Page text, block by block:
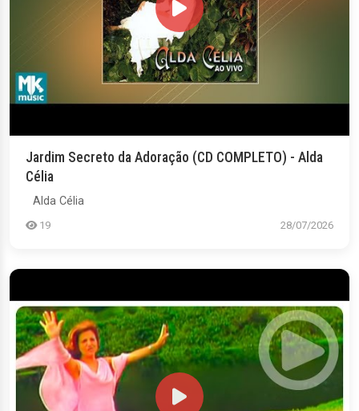
Jardim Secreto da Adoração (CD COMPLETO) - Alda
Célia
Alda Célia
19 28/07/2026